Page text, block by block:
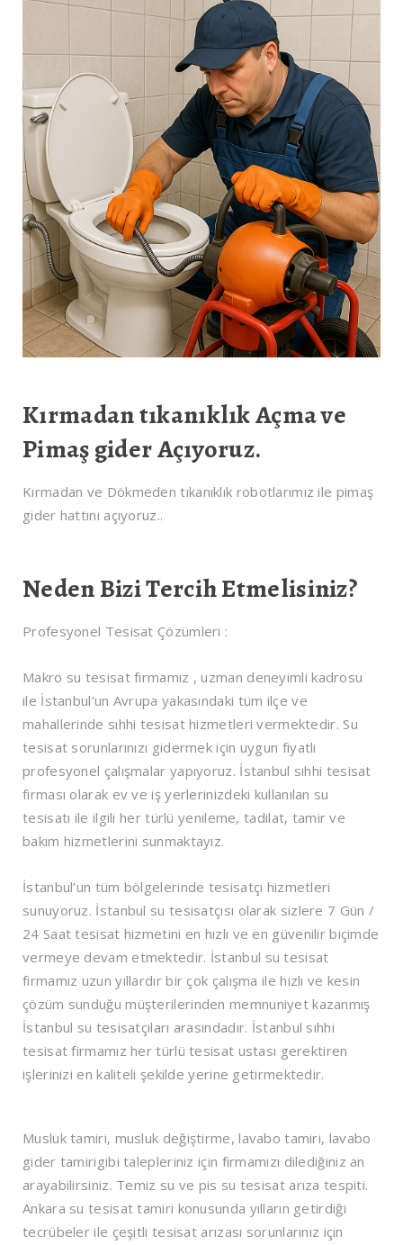
Kırmadan tıkanıklık Açma ve
Pimaş gider Açıyoruz.
Kırmadan ve Dökmeden tıkanıklık robotlarımız ile pimaş
gider hattını açıyoruz..
Neden Bizi Tercih Etmelisiniz?
Profesyonel Tesisat Çözümleri :
Makro su tesisat firmamız , uzman deneyimli kadrosu
ile İstanbul’un Avrupa yakasındaki tüm ilçe ve
mahallerinde sıhhi tesisat hizmetleri vermektedir. Su
tesisat sorunlarınızı gidermek için uygun fiyatlı
profesyonel çalışmalar yapıyoruz. İstanbul sıhhi tesisat
firması olarak ev ve iş yerlerinizdeki kullanılan su
tesisatı ile ilgili her türlü yenileme, tadilat, tamir ve
bakım hizmetlerini sunmaktayız.
İstanbul’un tüm bölgelerinde tesisatçı hizmetleri
sunuyoruz. İstanbul su tesisatçısı olarak sizlere 7 Gün /
24 Saat tesisat hizmetini en hızlı ve en güvenilir biçimde
vermeye devam etmektedir. İstanbul su tesisat
firmamız uzun yıllardır bir çok çalışma ile hızlı ve kesin
çözüm sunduğu müşterilerinden memnuniyet kazanmış
İstanbul su tesisatçıları arasındadır. İstanbul sıhhi
tesisat firmamız her türlü tesisat ustası gerektiren
işlerinizi en kaliteli şekilde yerine getirmektedir.
Musluk tamiri, musluk değiştirme, lavabo tamiri, lavabo
gider tamiri gibi talepleriniz için firmamızı dilediğiniz an
arayabilirsiniz. Temiz su ve pis su tesisat arıza tespiti.
Ankara su tesisat tamiri konusunda yılların getirdiği
tecrübeler ile çeşitli tesisat arızası sorunlarınız için